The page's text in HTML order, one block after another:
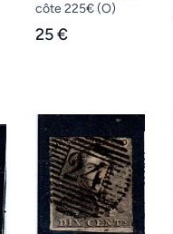
côte 225€(O)
25 €